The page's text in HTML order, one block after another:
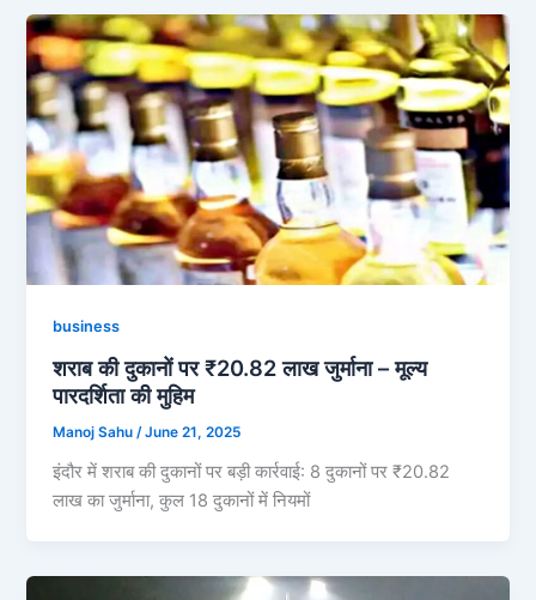
business
शराब की दुकानों पर ₹20.82 लाख जुर्माना – मूल्य
पारदर्शिता की मुहिम
Manoj Sahu/June 21, 2025
इंदौर में शराब की दुकानों पर बड़ी कार्रवाई: 8 दुकानों पर ₹20.82
लाख का जुर्माना, कुल 18 दुकानों में नियमों